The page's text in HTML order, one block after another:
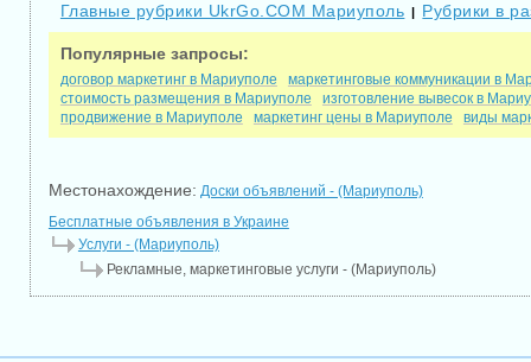
Главные рубрики UkrGo.COM Мариуполь | Рубрики в
Популярные запросы:
договор маркетинг в Мариуполе
маркетинговые коммуникации в
стоимость размещения в Мариуполе
изготовление вывесок в
продвижение в Мариуполе
маркетинг цены в Мариуполе виды
Местонахождение: Доски объявлений - (Мариуполь)
Бесплатные объявления в Украине
Услуги - (Мариуполь)
Рекламные, маркетинговые услуги - (Мариуполь)